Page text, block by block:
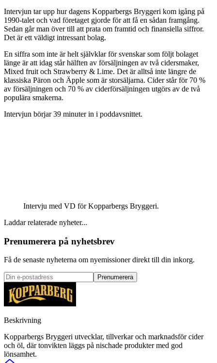
Intervjun tar upp hur dagens Kopparbergs Bryggeri kom igång på
1990-talet och vad företaget gjorde för att få en sådan framgång.
Sedan går man över till att prata om framtid och finansiella siffror.
Det är ett väldigt intressant bolag.
En siffra som inte är helt självklar för svenskar som följt bolaget
länge är att idag står hälften av försäljningen av två cidersmaker,
Mixed fruit och Strawberry & Lime. Det är alltså inte längre de
klassiska Päron och Äpple som är storsäljarna. Cider står för 70 %
av försäljningen och 70 % av ciderförsäljningen utgörs av de två
populära smakerna.
Intervjun börjar 39 minuter in i poddavsnittet.
Intervju med VD för Kopparbergs Bryggeri.
Laddar relaterade nyheter...
Prenumerera på nyhetsbrev
Få de senaste nyheterna om nyemissioner direkt till din inkorg.
Prenumerera
Beskrivning
Kopparbergs Bryggeri utvecklar, tillverkar och marknadsför cider
och öl, där tonvikten läggs på nischade produkter med god
lönsamhet.